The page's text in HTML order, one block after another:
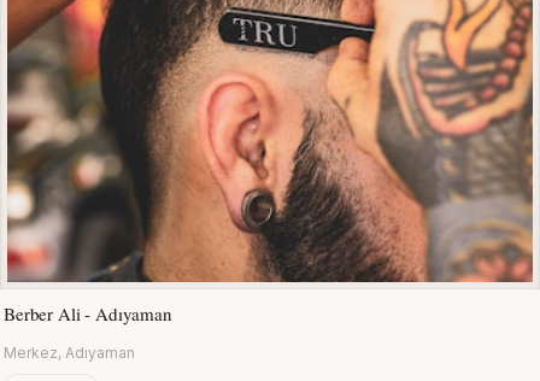
Berber Ali - Adıyaman
Merkez, Adıyaman